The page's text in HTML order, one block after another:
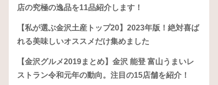
店の究極の逸品を11品紹介します！
【私が選ぶ金沢土産トップ20】2023年版！絶対喜ば
れる美味しいオススメだけ集めました
【金沢グルメ2019まとめ】金沢 能登 富山うまいレ
ストラン令和元年の動向。注目の15店舗を紹介！